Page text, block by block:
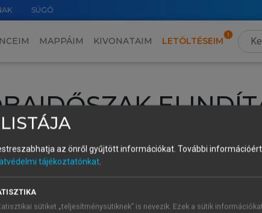
SÚGÓ
MAPPÁIM KIVONATAIM LETÖLTÉSEIM
lépj be a saját fiókoddal, iskolai azonosítóddal vagy
1 óra díjmentes hozzáférésrevagy
vagy hozz
A regisztráció után a
az önről gyűjtött információkat. További
tájékoztatónkat.
sütiket „teljesítménysütiknek” is nevezik. Ezek a sütik